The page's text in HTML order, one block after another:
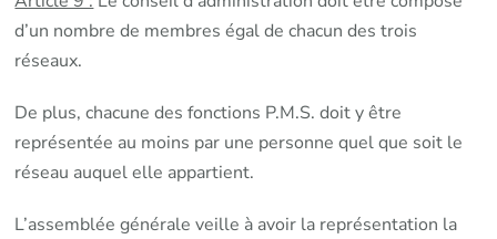
d’un nombre de membres égal de chacun des trois
réseaux.
De plus, chacune des fonctions P.M.S. doit y être
représentée au moins par une personne quel que soit le
réseau auquel elle appartient.
L’assemblée générale veille à avoir la représentation la